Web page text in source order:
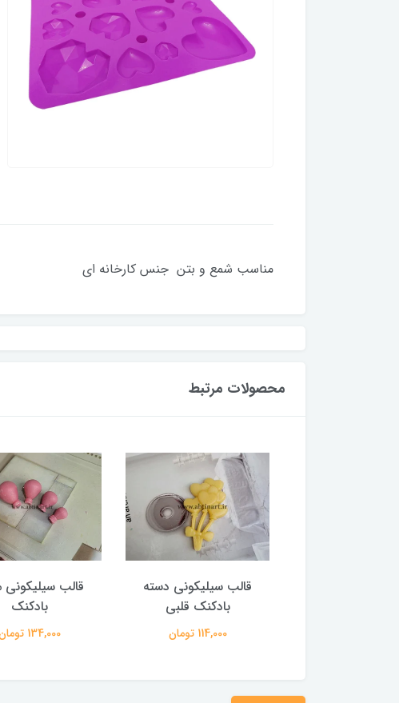
مناسب شمع و بتن جنس کارخانه ای
محصولات مرتبط
قالب سیلیکونی دسته
بادکنک قلبی
114,000 تومان
قالب سیلیکونی
بادکنک
134,000 تومان